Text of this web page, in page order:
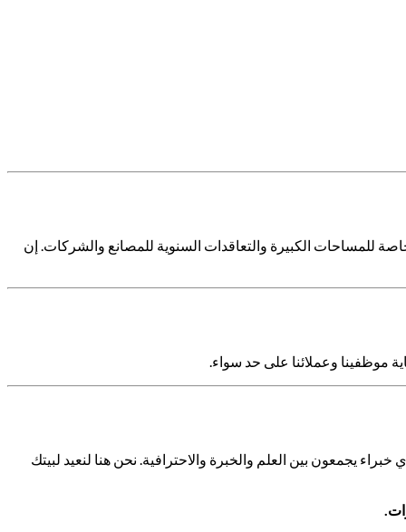
للمساحات الكبيرة والتعاقدات السنوية للمصانع والشركات. إن
موظفينا وعملائنا على حد سواء.
يجمعون بين العلم والخبرة والاحترافية. نحن هنا لنعيد لبيتك